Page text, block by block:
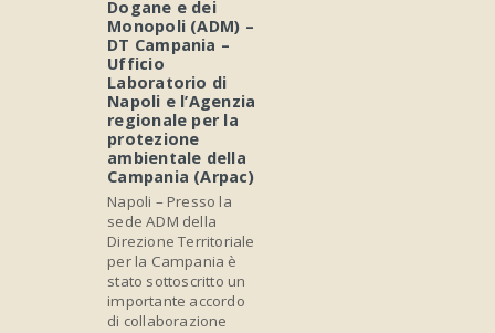
Dogane e dei
Monopoli (ADM) –
DT Campania –
Ufficio
Laboratorio di
Napoli e l’Agenzia
regionale per la
protezione
ambientale della
Campania (Arpac)
Napoli – Presso la
sede ADM della
Direzione Territoriale
per la Campania è
stato sottoscritto un
importante accordo
di collaborazione